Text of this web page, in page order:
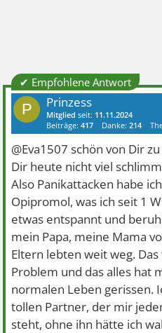
✔ Empfohlene Antwort
P Prinzess
Mitglied seit: 11.11.2024
Beiträge:417 Danke:214
@Eva1507 schön von Dir
Dir heute nicht viel
Also Panikattacken habe
Opipromol, was ich seit 1
etwas entspannt und
mein Papa, meine Mama
Eltern lebten weit weg.
Problem und das alles hat
normalen Leben gerissen.
tollen Partner, der mir
steht, ohne ihn hätte ich